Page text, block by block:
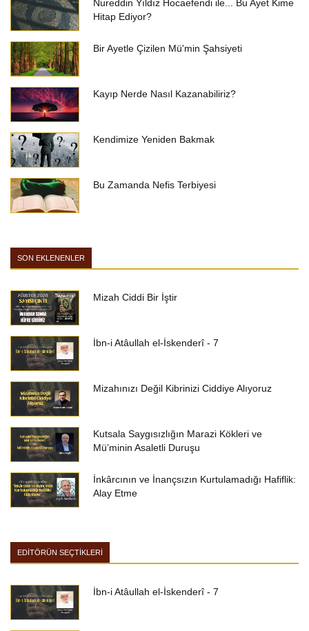
Nureddin Yıldız Hocaefendi ile... Bu Ayet Kime
Hitap Ediyor?
Bir Ayetle Çizilen Mü'min Şahsiyeti
Kayıp Nerde Nasıl Kazanabiliriz?
Kendimize Yeniden Bakmak
Bu Zamanda Nefis Terbiyesi
SON EKLENENLER
Mizah Ciddi Bir İştir
İbn-i Atâullah el-İskenderî - 7
Mizahınızı Değil Kibrinizi Ciddiye Alıyoruz
Kutsala Saygısızlığın Marazi Kökleri ve
Mü’minin Asaletli Duruşu
İnkârcının ve İnançsızın Kurtulamadığı Hafiflik:
Alay Etme
EDİTÖRÜN SEÇTİKLERİ
İbn-i Atâullah el-İskenderî - 7